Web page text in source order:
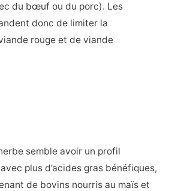
du bœuf ou du porc). Les
donc de limiter la
rouge et de viande
semble avoir un profil
plus d’acides gras bénéfiques,
de bovins nourris au maïs et